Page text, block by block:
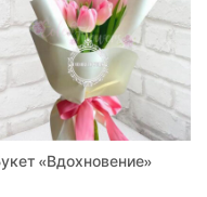
«Вдохновение»